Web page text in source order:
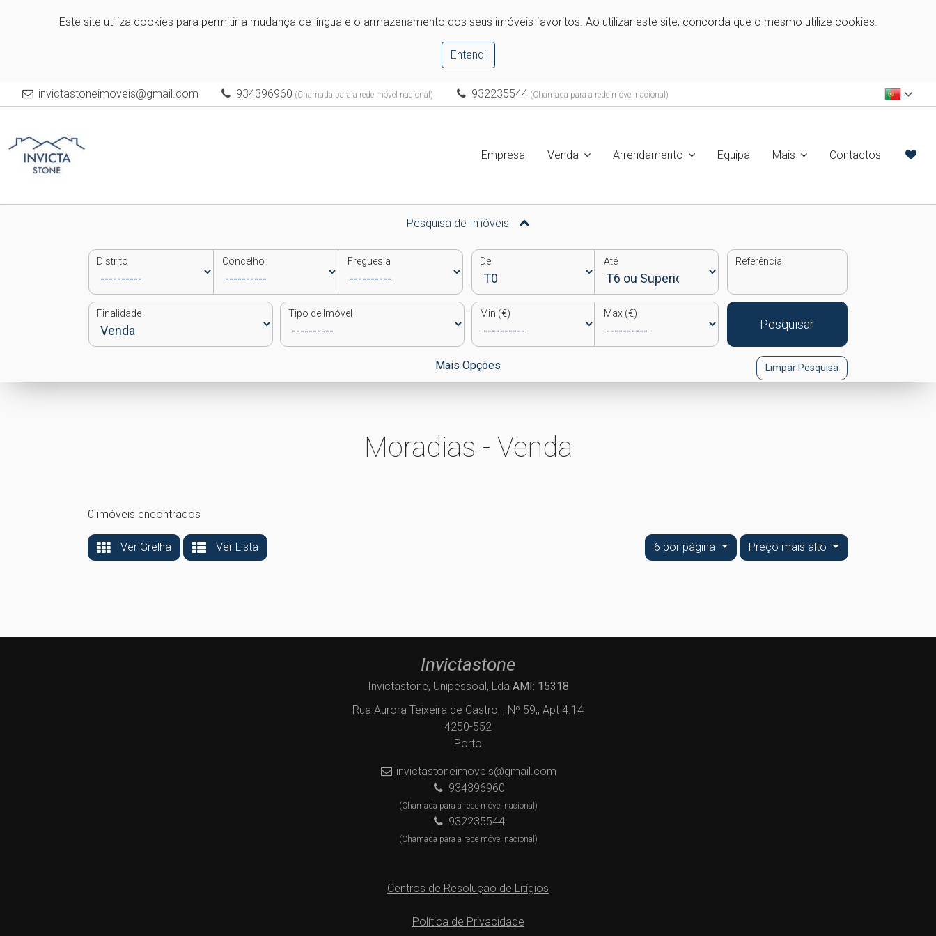
Este site utiliza cookies para permitir a mudança de língua e o armazenamento dos seus imóveis favoritos. Ao utilizar este site, concorda que o mesmo utilize cookies.
Entendi
invictastoneimoveis@gmail.com 934396960 (Chamada para a rede móvel nacional) 932235544(Chamada para a rede móvel nacional)
Empresa Venda Arrendamento Equipa Mais Contactos
Pesquisa de Imóveis
Distrito Concelho Freguesia De Até Referência
Finalidade Tipo de Imóvel Min (€) Max (€)
Pesquisar
Mais Opções Limpar Pesquisa
Moradias - Venda
0 imóveis encontrados
Ver Grelha Ver Lista 6 por página Preço mais alto
Invictastone
Invictastone, Unipessoal, Lda AMI: 15318
Rua Aurora Teixeira de Castro, , Nº 59,, Apt 4.14
4250-552
Porto
invictastoneimoveis@gmail.com
934396960
(Chamada para a rede móvel nacional)
932235544
(Chamada para a rede móvel nacional)
Centros de Resolução de Litígios
Política de Privacidade